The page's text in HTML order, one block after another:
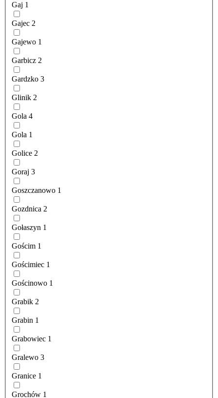
Gaj 1
Gajec 2
Gajewo 1
Garbicz 2
Gardzko 3
Glinik 2
Gola 4
Gola 1
Golice 2
Goraj 3
Goszczanowo 1
Gozdnica 2
Gołaszyn 1
Gościm 1
Gościmiec 1
Gościnowo 1
Grabik 2
Grabin 1
Grabowiec 1
Gralewo 3
Granice 1
Grochów 1